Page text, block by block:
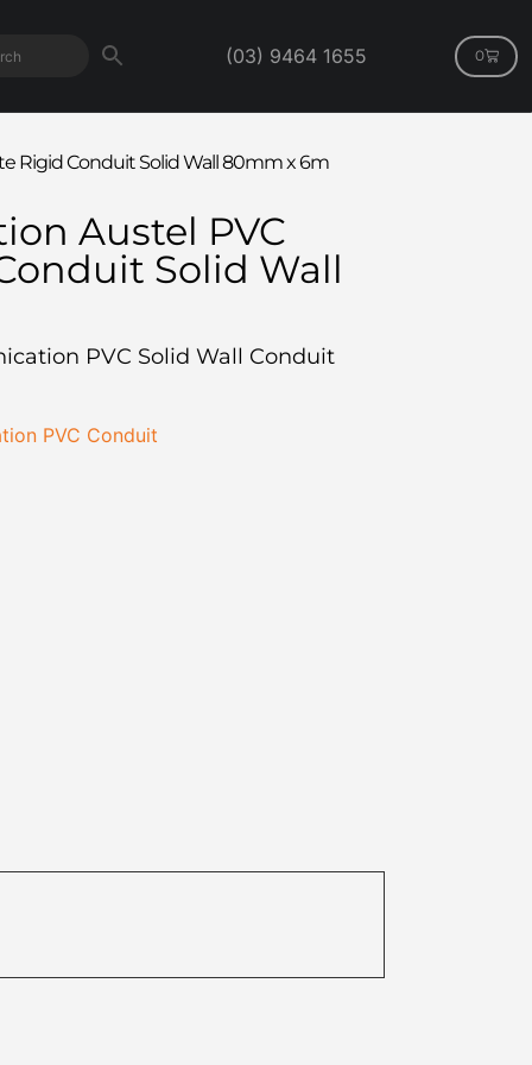
(03) 9464 1655 0
Rigid Conduit Solid Wall 80mm x 6m
Austel PVC
Solid Wall
PVC Solid Wall Conduit
PVC Conduit